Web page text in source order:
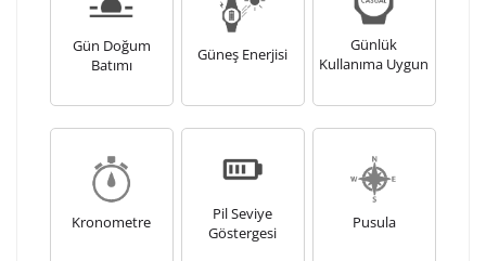
Gün Doğum
Batımı
Güneş Enerjisi
Günlük
Kullanıma Uygun
Kronometre
Pil Seviye
Göstergesi
Pusula